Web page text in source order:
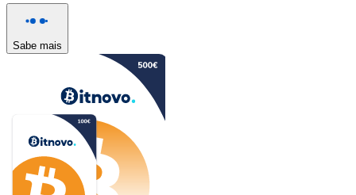
Sabe mais